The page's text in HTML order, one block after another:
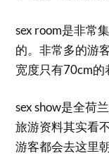
sex room是非常
的。非常多的游
宽度只有70cm的
sex show是全荷
旅游资料其实看
游客都会去这里